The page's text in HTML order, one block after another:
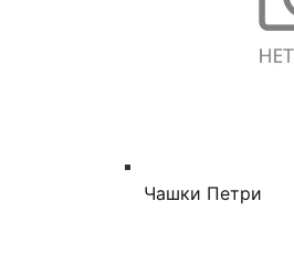
Чашки Петри